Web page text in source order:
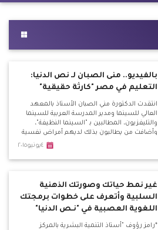
بالفيديو.. منى الصبان لـ نص الدنيا:
التعليم في مصر "كارثة حقيقية"
انتقدت الدكتورة مني الصبان الأستاذ بالمعهد
العالي للسينما ومدير المدرسة العربية للسينما
والتليفزيون، المطالبين بـ "السينما النظيفة"،
وأضافت من يطالبون بذلك لديهم أمراض نفسية
٤يونيو٢٠١٥
غير نمط حياتك وصورتك الذهنية
السلبية وأتعرف على خطوات برمجتك
اللغوية العصبية في "نـص الدنيا"
*رامز رؤوف "أستاذ التنمية البشرية بالمركز